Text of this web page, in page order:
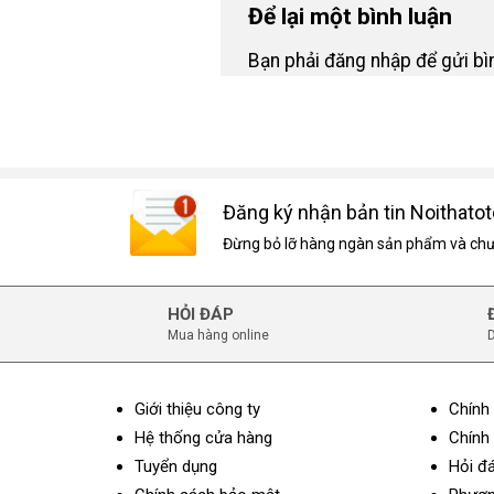
Để lại một bình luận
Bạn phải đăng nhập để gửi
Đăng ký nhận bản tin
Đừng bỏ lỡ hàng ngàn sản phẩm và
HỎI ĐÁP
Mua hàng online
Giới thiệu công ty
Hệ thống cửa hàng
Tuyển dụng
Hỏi